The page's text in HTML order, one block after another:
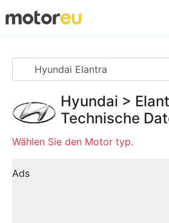
Hyundai >
Technische
Wählen Sie den Motor typ.
Ads